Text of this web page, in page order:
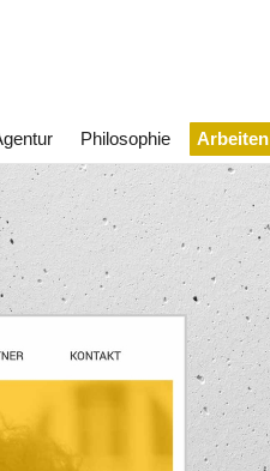
Philosophie Arbeiten